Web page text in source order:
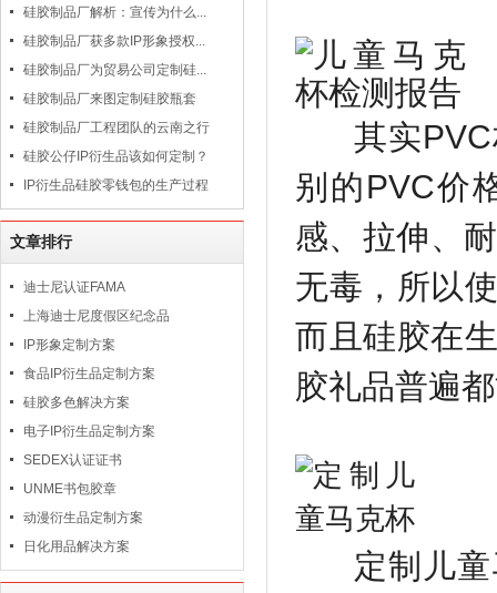
硅胶制品厂解析：宣传为什么...
硅胶制品厂获多款IP形象授权...
硅胶制品厂为贸易公司定制硅...
硅胶制品厂来图定制硅胶瓶套
硅胶制品厂工程团队的云南之行
硅胶公仔IP衍生品该如何定制？
IP衍生品硅胶零钱包的生产过程
文章排行
迪士尼认证FAMA
上海迪士尼度假区纪念品
IP形象定制方案
食品IP衍生品定制方案
硅胶多色解决方案
电子IP衍生品定制方案
SEDEX认证证书
UNME书包胶章
动漫衍生品定制方案
日化用品解决方案
其实PVC
别的PVC价
感、拉伸、
无毒，所以
而且硅胶在
胶礼品普遍
定制儿童